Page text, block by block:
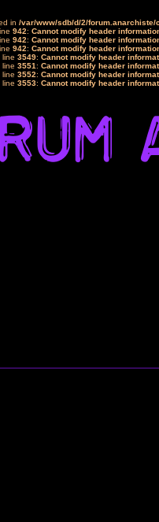
in /var/www/sdb/d/2/forum.anarchiste/
942: Cannot modify header
942: Cannot modify header
942: Cannot modify header
line 3549: Cannot modify header
line 3551: Cannot modify header
line 3552: Cannot modify header
line 3553: Cannot modify header